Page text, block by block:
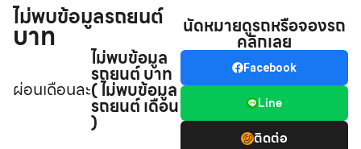
ไม่พบข้อมูลรถยนต์
บาท
ผ่อนเดือนละ
ไม่พบข้อมูล
รถยนต์ บาท
( ไม่พบข้อมูล
รถยนต์ เดือน
)
นัดหมายดูรถหรือจองรถ
คลิกเลย
Facebook
Line
ติดต่อ